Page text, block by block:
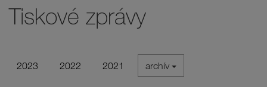
Tiskové zprávy
2023 2022 2021 archív